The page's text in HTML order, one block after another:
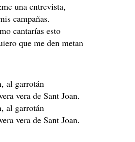
una entrevista,
campañas.
cantarías esto
que me den metan
al garrotán
vera de Sant Joan.
al garrotán
vera de Sant Joan.